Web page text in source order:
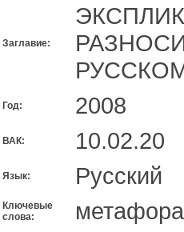
Заглавие:
Год: 2008
ВАК: 10.02.20
Язык: Русский
Ключевые
слова: